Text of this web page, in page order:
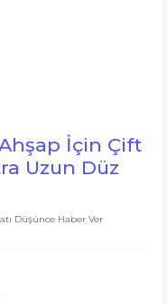
İçin Çift
Uzun Düz
Düşünce Haber Ver